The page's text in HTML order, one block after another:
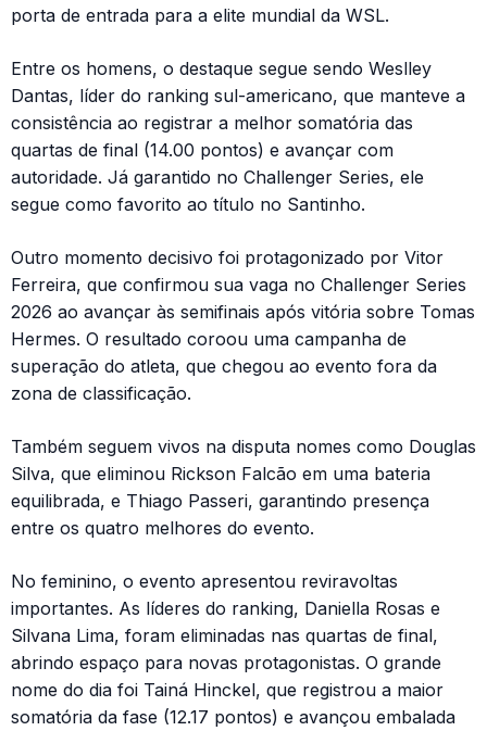
porta de entrada para a elite mundial da WSL.
Entre os homens, o destaque segue sendo Weslley
Dantas, líder do ranking sul-americano, que manteve a
consistência ao registrar a melhor somatória das
quartas de final (14.00 pontos) e avançar com
autoridade. Já garantido no Challenger Series, ele
segue como favorito ao título no Santinho.
Outro momento decisivo foi protagonizado por Vitor
Ferreira, que confirmou sua vaga no Challenger Series
2026 ao avançar às semifinais após vitória sobre Tomas
Hermes. O resultado coroou uma campanha de
superação do atleta, que chegou ao evento fora da
zona de classificação.
Também seguem vivos na disputa nomes como Douglas
Silva, que eliminou Rickson Falcão em uma bateria
equilibrada, e Thiago Passeri, garantindo presença
entre os quatro melhores do evento.
No feminino, o evento apresentou reviravoltas
importantes. As líderes do ranking, Daniella Rosas e
Silvana Lima, foram eliminadas nas quartas de final,
abrindo espaço para novas protagonistas. O grande
nome do dia foi Tainá Hinckel, que registrou a maior
somatória da fase (12.17 pontos) e avançou embalada